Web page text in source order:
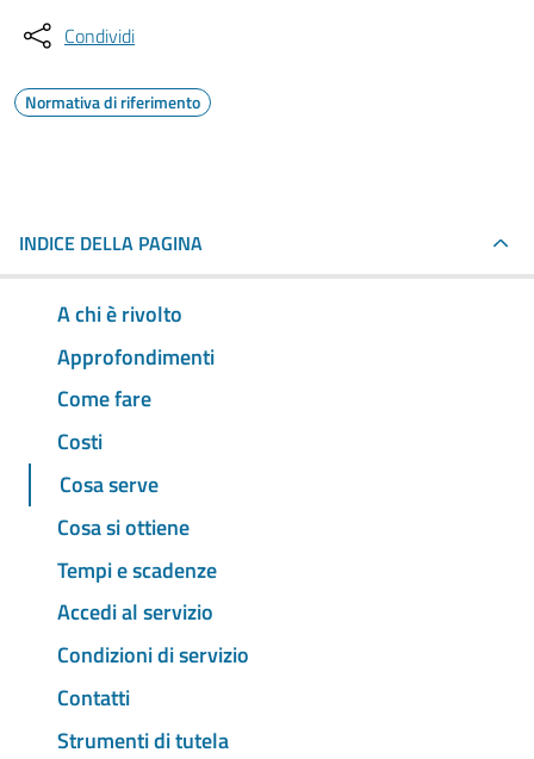
Condividi
Normativa di riferimento
INDICE DELLA PAGINA
A chi è rivolto
Approfondimenti
Come fare
Costi
Cosa serve
Cosa si ottiene
Tempi e scadenze
Accedi al servizio
Condizioni di servizio
Contatti
Strumenti di tutela